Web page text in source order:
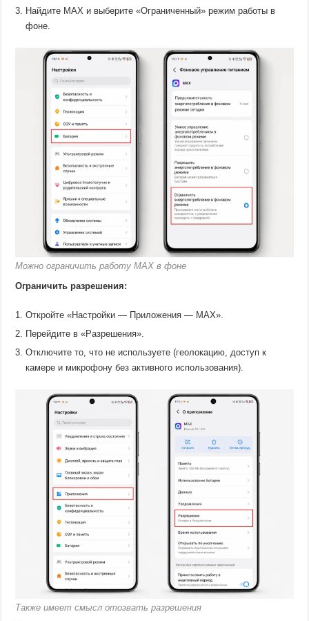
Найдите MAX и выберите «Ограниченный» режим работы в
фоне.
Можно ограничить работу MAX в фоне
Ограничить разрешения:
Откройте «Настройки — Приложения — MAX».
Перейдите в «Разрешения».
Отключите то, что не используете (геолокацию, доступ к
камере и микрофону без активного использования).
Также имеет смысл отозвать разрешения